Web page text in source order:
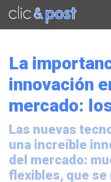
Saltar
contenido
La
innovación
mercado:
Las nuevas
una increíble
del mercado:
flexibles, que se